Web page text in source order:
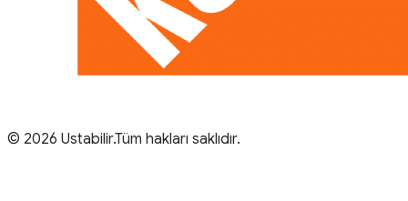
© 2026 Ustabilir.Tüm hakları saklıdır.